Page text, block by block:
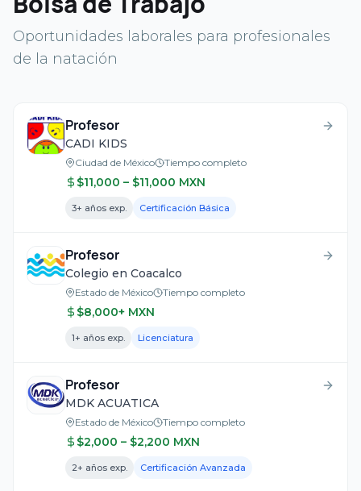
Oportunidades laborales para profesionales
de la natación
Profesor
CADI KIDS
Ciudad de México Tiempo completo
$11,000 – $11,000 MXN
3+ años exp. Certificación Básica
Profesor
Colegio en Coacalco
Estado de México Tiempo completo
$8,000+ MXN
1+ años exp. Licenciatura
Profesor
MDK ACUATICA
Estado de México Tiempo completo
$2,000 – $2,200 MXN
2+ años exp. Certificación Avanzada